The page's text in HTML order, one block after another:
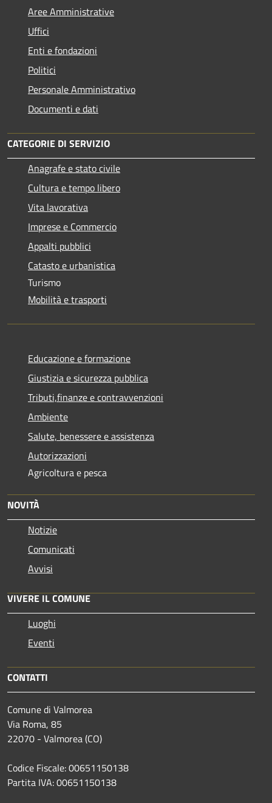
Aree Amministrative
Uffici
Enti e fondazioni
Politici
Personale Amministrativo
Documenti e dati
CATEGORIE DI SERVIZIO
Anagrafe e stato civile
Cultura e tempo libero
Vita lavorativa
Imprese e Commercio
Appalti pubblici
Catasto e urbanistica
Turismo
Mobilità e trasporti
Educazione e formazione
Giustizia e sicurezza pubblica
Tributi,finanze e contravvenzioni
Ambiente
Salute, benessere e assistenza
Autorizzazioni
Agricoltura e pesca
NOVITÀ
Notizie
Comunicati
Avvisi
VIVERE IL COMUNE
Luoghi
Eventi
CONTATTI
Comune di Valmorea
Via Roma, 85
22070 - Valmorea (CO)
Codice Fiscale: 00651150138
Partita IVA: 00651150138